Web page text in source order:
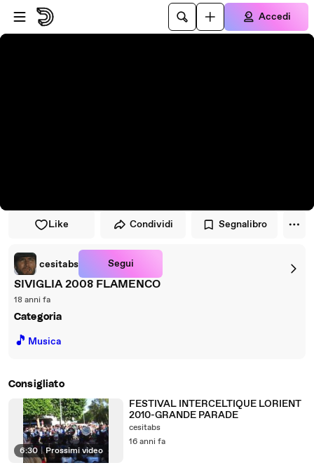
Vai al lettore
Passa al contenuto principale
Accedi
Like Condividi Segnalibro
cesitabs Segui
SIVIGLIA 2008 FLAMENCO
18 anni fa
Categoria
🎵 Musica
Consigliato
6:30 Prossimi video
FESTIVAL INTERCELTIQUE LORIENT
2010-GRANDE PARADE
cesitabs
16 anni fa